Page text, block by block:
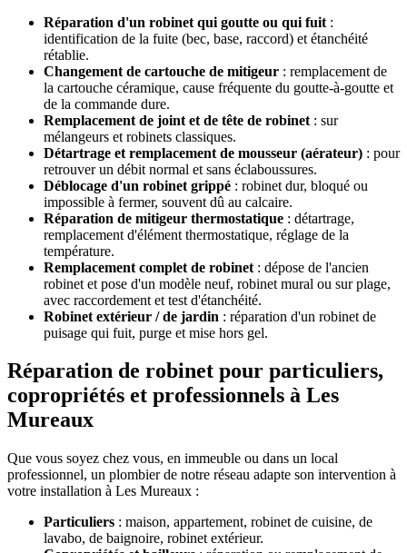
Réparation d'un robinet qui goutte ou qui fuit :
identification de la fuite (bec, base, raccord) et étanchéité
rétablie.
Changement de cartouche de mitigeur : remplacement de
la cartouche céramique, cause fréquente du goutte-à-goutte et
de la commande dure.
Remplacement de joint et de tête de robinet : sur
mélangeurs et robinets classiques.
Détartrage et remplacement de mousseur (aérateur) : pour
retrouver un débit normal et sans éclaboussures.
Déblocage d'un robinet grippé : robinet dur, bloqué ou
impossible à fermer, souvent dû au calcaire.
Réparation de mitigeur thermostatique : détartrage,
remplacement d'élément thermostatique, réglage de la
température.
Remplacement complet de robinet : dépose de l'ancien
robinet et pose d'un modèle neuf, robinet mural ou sur plage,
avec raccordement et test d'étanchéité.
Robinet extérieur / de jardin : réparation d'un robinet de
puisage qui fuit, purge et mise hors gel.
Réparation de robinet pour particuliers,
copropriétés et professionnels à Les
Mureaux
Que vous soyez chez vous, en immeuble ou dans un local
professionnel, un plombier de notre réseau adapte son intervention à
votre installation à Les Mureaux :
Particuliers : maison, appartement, robinet de cuisine, de
lavabo, de baignoire, robinet extérieur.